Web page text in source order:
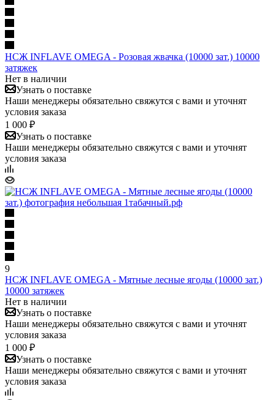
НСЖ INFLAVE OMEGA - Розовая жвачка (10000 зат.) 10000
затяжек
Нет в наличии
Узнать о поставке
Наши менеджеры обязательно свяжутся с вами и уточнят
условия заказа
1 000 ₽
Узнать о поставке
Наши менеджеры обязательно свяжутся с вами и уточнят
условия заказа
9
НСЖ INFLAVE OMEGA - Мятные лесные ягоды (10000 зат.)
10000 затяжек
Нет в наличии
Узнать о поставке
Наши менеджеры обязательно свяжутся с вами и уточнят
условия заказа
1 000 ₽
Узнать о поставке
Наши менеджеры обязательно свяжутся с вами и уточнят
условия заказа